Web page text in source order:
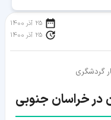
25 آذر 1400
25 آذر 1400
گردشگری
در خراسان جنوبی